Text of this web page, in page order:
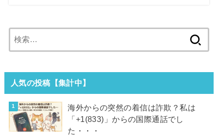
索:
人気の投稿【集計中】
海外からの突然の着信は詐欺？私は
「+1(833)」からの国際通話でし
た・・・